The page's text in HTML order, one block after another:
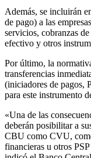
Además, se incluirán
de pago) a las
servicios, cobranzas
efectivo y otros
Por último, la
transferencias
(iniciadores de pagos,
para este instrumento
«Una de las
deberán posibilitar a
CBU como CVU,
financieras u otros